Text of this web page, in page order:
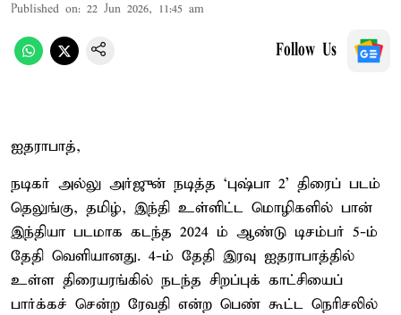
Published on: 22 Jun 2026, 11:45 am
Follow Us
ஐதராபாத்,
நடிகர் அல்லு அர்ஜுன் நடித்த ‘புஷ்பா 2’ திரைப் படம்
தெலுங்கு, தமிழ், இந்தி உள்ளிட்ட மொழிகளில் பான்
இந்தியா படமாக கடந்த 2024 ம் ஆண்டு டிசம்பர் 5-ம்
தேதி வெளியானது. 4-ம் தேதி இரவு ஐதராபாத்தில்
உள்ள திரையரங்கில் நடந்த சிறப்புக் காட்சியைப்
பார்க்கச் சென்ற ரேவதி என்ற பெண் கூட்ட நெரிசலில்